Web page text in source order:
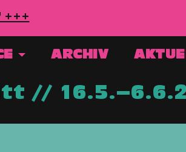
+++
ARCHIV
//